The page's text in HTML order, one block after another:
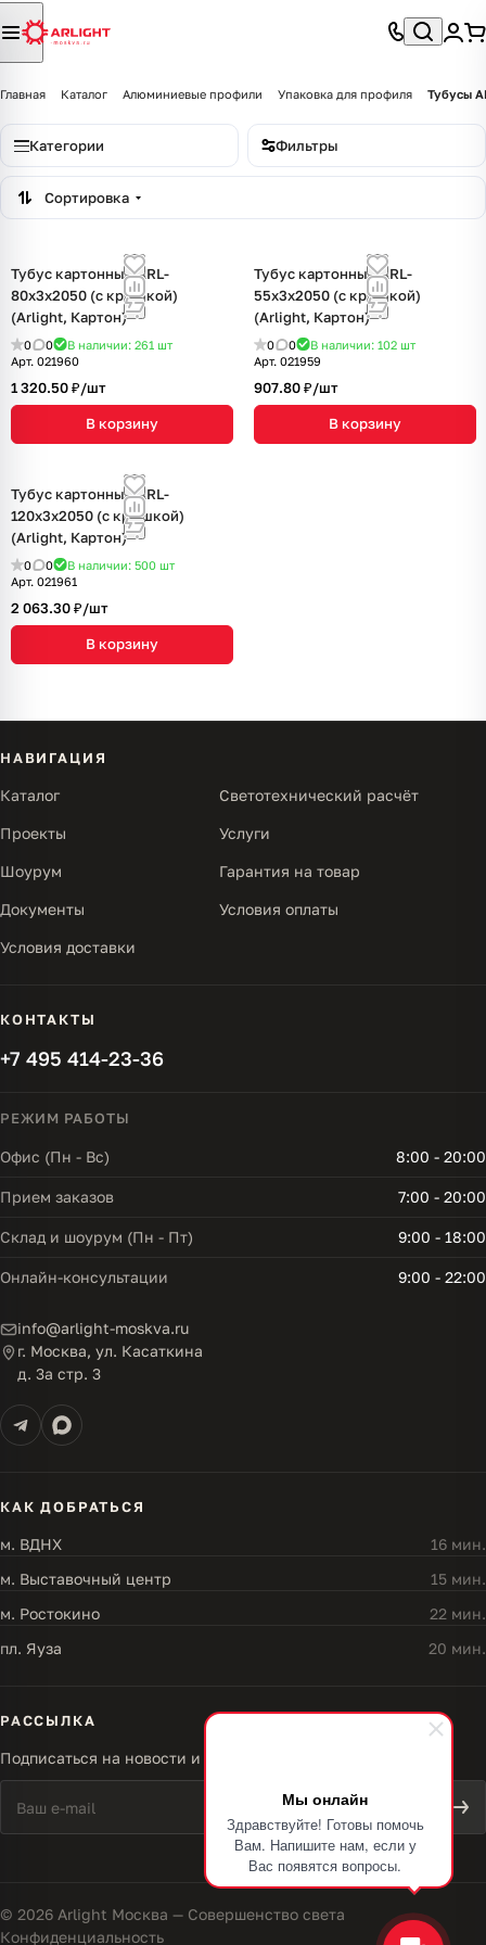
Мы онлайн
Здравствуйте! Готовы помочь
Вам. Напишите нам, если у
Вас появятся вопросы.
Главная Каталог Алюминиевые профили Упаковка для профиля Тубусы
Категории Фильтры
Сортировка
Тубус картонный ARL-
80х3х2050 (с крышкой)
(Arlight, Картон)
0 0 В наличии: 261 шт
Арт. 021960
1 320.50 ₽/шт
В корзину
Тубус картонный ARL-
55х3х2050 (с крышкой)
(Arlight, Картон)
0 0 В наличии: 102 шт
Арт. 021959
907.80 ₽/шт
В корзину
Тубус картонный ARL-
120х3х2050 (с крышкой)
(Arlight, Картон)
0 0 В наличии: 500 шт
Арт. 021961
2 063.30 ₽/шт
В корзину
НАВИГАЦИЯ
Каталог Светотехнический расчёт
Проекты Услуги
Шоурум Гарантия на товар
Документы Условия оплаты
Условия доставки
КОНТАКТЫ
+7 495 414-23-36
РЕЖИМ РАБОТЫ
Офис (Пн - Вс) 8:00 - 20:00
Прием заказов 7:00 - 20:00
Склад и шоурум (Пн - Пт) 9:00 - 18:00
Онлайн-консультации 9:00 - 22:00
info@arlight-moskva.ru
г. Москва, ул. Касаткина
д. 3а стр. 3
КАК ДОБРАТЬСЯ
м. ВДНХ
16 мин.
м. Выставочный центр
15 мин.
м. Ростокино
22 мин.
пл. Яуза
20 мин.
РАССЫЛКА
Подписаться на новости и акции
© 2026 Arlight Москва — Совершенство света
Конфиденциальность